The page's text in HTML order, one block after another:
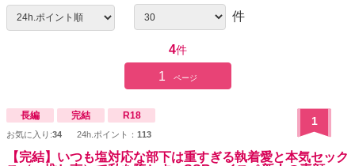
件
4件
1 ページ
長編 完結 R18
お気に入り:34 24h.ポイント： 113
1
【完結】いつも塩対応な部下は重すぎる執着愛と本気セック